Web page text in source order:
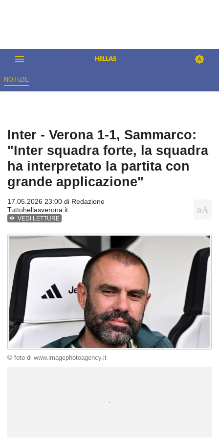
NOTIZIE
Inter - Verona 1-1, Sammarco:
"Inter squadra forte, la squadra
ha interpretato la partita con
grande applicazione"
17.05.2026 23:00 di Redazione
Tuttohellasverona.it
VEDI LETTURE
© foto di www.imagephotoagency.it